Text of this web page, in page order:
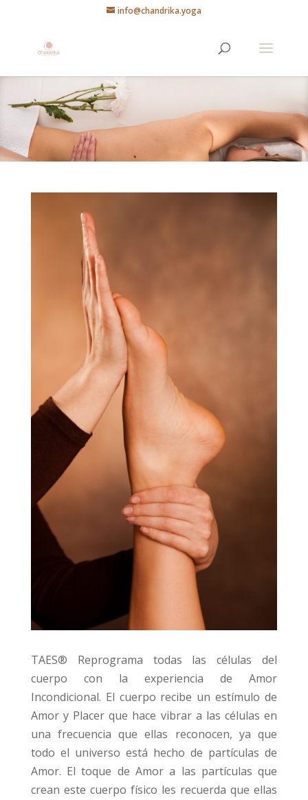
info@chandrika.yoga
TAES® Reprograma todas las células del
cuerpo con la experiencia de Amor
Incondicional. El cuerpo recibe un estímulo de
Amor y Placer que hace vibrar a las células en
una frecuencia que ellas reconocen, ya que
todo el universo está hecho de partículas de
Amor. El toque de Amor a las partículas que
crean este cuerpo físico les recuerda que ellas